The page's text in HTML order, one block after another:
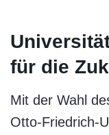
für die
Mit der Wahl
Otto-Friedrich-